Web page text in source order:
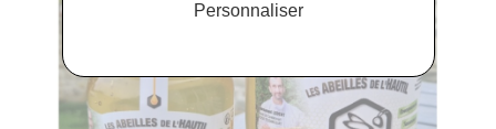
Personnaliser